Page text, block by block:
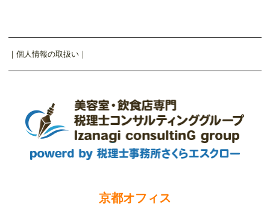
｜ 個人情報の取扱い ｜
京都オフィス